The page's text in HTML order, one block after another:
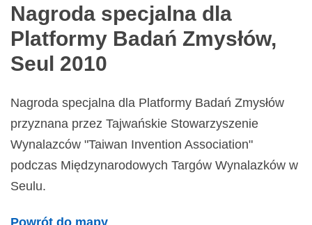
Nagroda specjalna dla
Platformy Badań Zmysłów,
Seul 2010
Nagroda specjalna dla Platformy Badań Zmysłów
przyznana przez Tajwańskie Stowarzyszenie
Wynalazców "Taiwan Invention Association"
podczas Międzynarodowych Targów Wynalazków w
Seulu.